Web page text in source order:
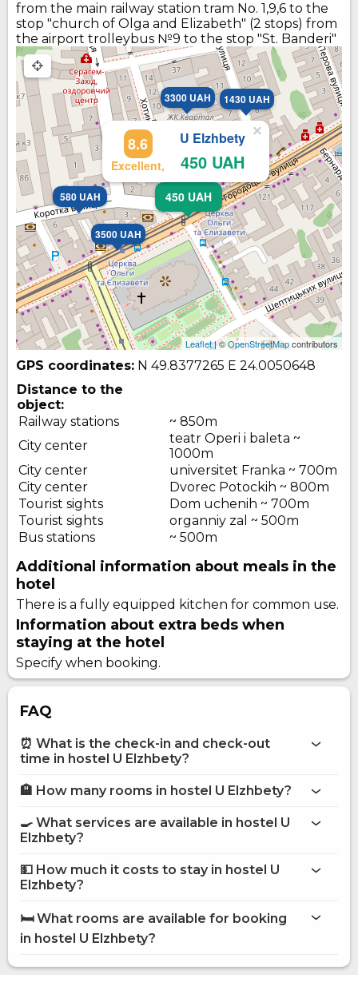
from the main railway station tram No. 1,9,6 to the
stop "church of Olga and Elizabeth" (2 stops) from
the airport trolleybus №9 to the stop "St. Banderi"
1430 UAH
3300 UAH
450 UAH
580 UAH
3500 UAH
Excellent,
8.6 U Elzhbety
450 UAH
×
Leaflet| ©OpenStreetMapcontributors
GPS coordinates: N 49.8377265 E 24.0050648
Distance to the
object:
Railway stations
~ 850m
City center
teatr Operi i baleta ~
1000m
City center
universitet Franka ~ 700m
City center
Dvorec Potockih ~ 800m
Tourist sights
Dom uchenih ~ 700m
Tourist sights
organniy zal ~ 500m
Bus stations
~ 500m
Additional information about meals in the
hotel
There is a fully equipped kitchen for common use.
Information about extra beds when
staying at the hotel
Specify when booking.
FAQ
⏰ What is the check-in and check-out
time in hostel U Elzhbety?
🏨 How many rooms in hostel U Elzhbety?
🍳 What services are available in hostel U
Elzhbety?
Internet
Street parking
Tour agency
Daily maid service
Staff speaks English
Fridge
💵 How much it costs to stay in hostel U
Elzhbety?
🛏️ What rooms are available for booking
in hostel U Elzhbety?
Bed in Mixed Dormitory 12-bed room